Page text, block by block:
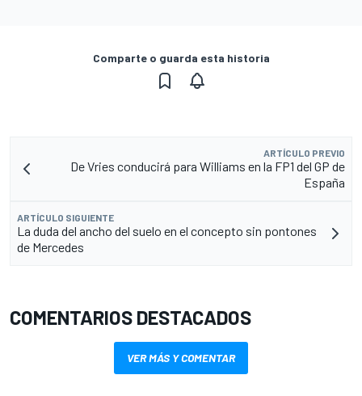
Comparte o guarda esta historia
ARTÍCULO PREVIO
De Vries conducirá para Williams en la FP1 del GP de
España
ARTÍCULO SIGUIENTE
La duda del ancho del suelo en el concepto sin pontones
de Mercedes
COMENTARIOS DESTACADOS
VER MÁS Y COMENTAR